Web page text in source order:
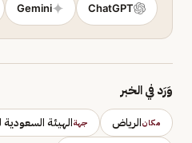
ChatGPT
Gemini
وَرَد في الخبر
مكانالرياض جهةالهيئة